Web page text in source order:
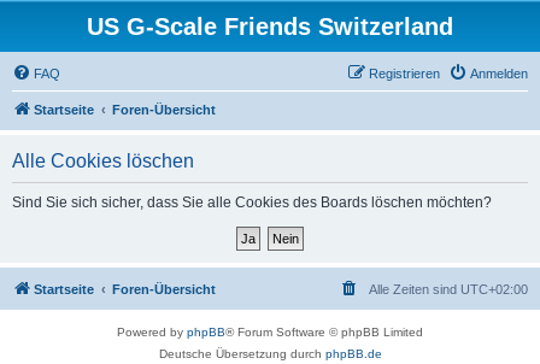
US G-Scale Friends Switzerland
FAQ Anmelden
Registrieren
Startseite Foren-Übersicht
Alle Cookies löschen
Sind Sie sich sicher, dass Sie alle Cookies des Boards löschen möchten?
Startseite Foren-Übersicht Alle Zeiten sind UTC+02:00
Powered by phpBB® Forum Software © phpBB Limited
Deutsche Übersetzung durch phpBB.de